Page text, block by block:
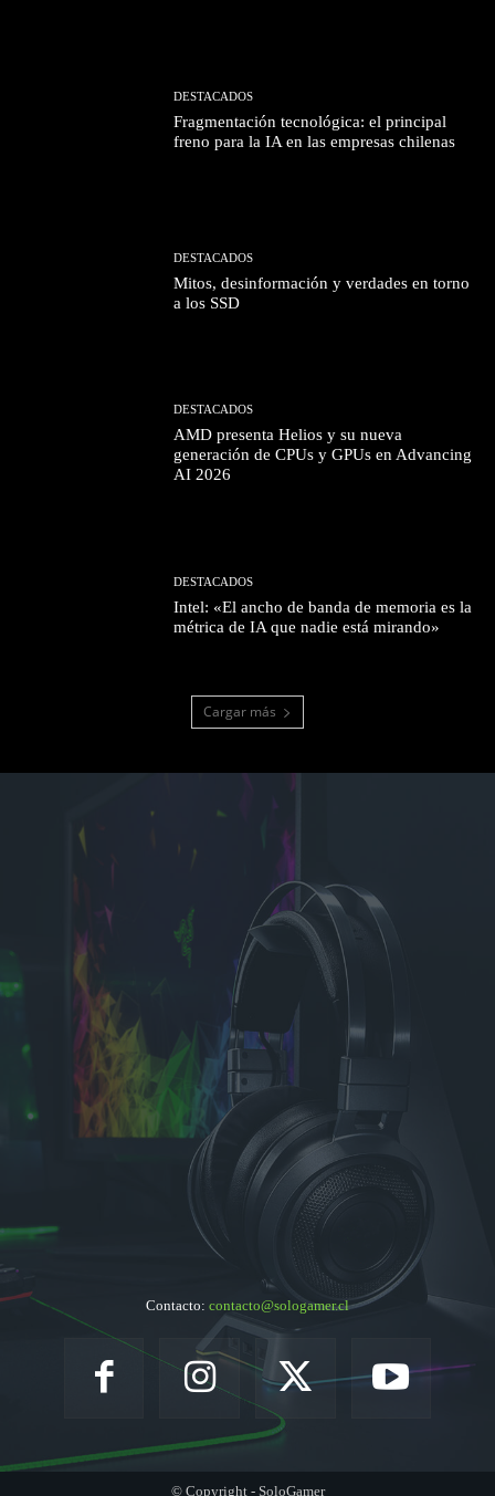
DESTACADOS
Fragmentación tecnológica: el principal
freno para la IA en las empresas chilenas
DESTACADOS
Mitos, desinformación y verdades en torno
a los SSD
DESTACADOS
AMD presenta Helios y su nueva
generación de CPUs y GPUs en Advancing
AI 2026
DESTACADOS
Intel: «El ancho de banda de memoria es la
métrica de IA que nadie está mirando»
Cargar más
Contacto: contacto@sologamer.cl
© Copyright - SoloGamer